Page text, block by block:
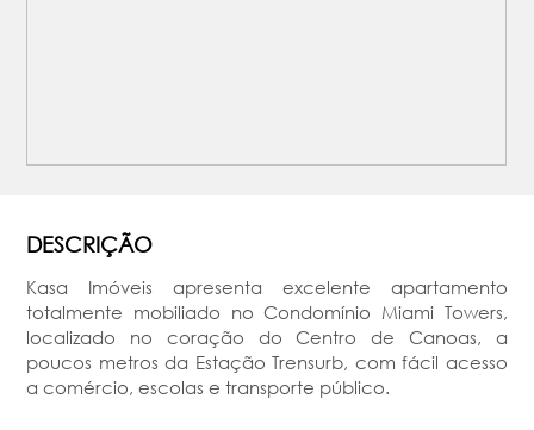
DESCRIÇÃO
Kasa Imóveis apresenta excelente apartamento
totalmente mobiliado no Condomínio Miami Towers,
localizado no coração do Centro de Canoas, a
poucos metros da Estação Trensurb, com fácil acesso
a comércio, escolas e transporte público.